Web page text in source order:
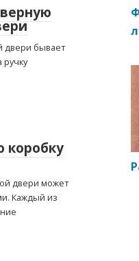
двери бывает
ручку
коробку
двери может
Каждый из